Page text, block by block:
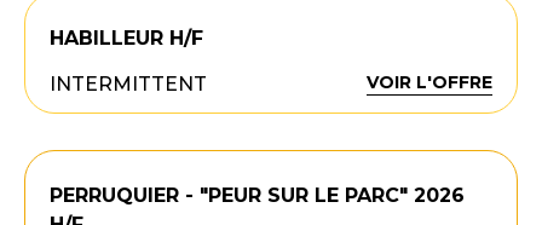
HABILLEUR H/F
INTERMITTENT
VOIR L'OFFRE
PERRUQUIER - "PEUR SUR LE PARC" 2026